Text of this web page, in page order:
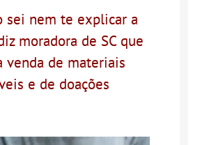
sei nem te explicar a
moradora de SC que
venda de materiais
e de doações